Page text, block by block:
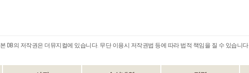
본 DB의 저작권은 더뮤지컬에 있습니다. 무단 이용시 저작권법 등에 따라 법적 책임을 질 수 있습니다.